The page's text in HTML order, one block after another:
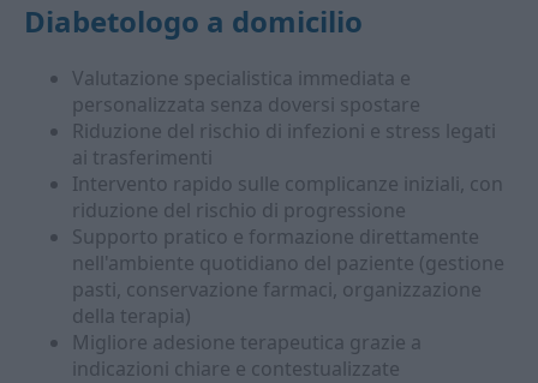
Diabetologo a domicilio
Valutazione specialistica immediata e
personalizzata senza doversi spostare
Riduzione del rischio di infezioni e stress legati
ai trasferimenti
Intervento rapido sulle complicanze iniziali, con
riduzione del rischio di progressione
Supporto pratico e formazione direttamente
nell'ambiente quotidiano del paziente (gestione
pasti, conservazione farmaci, organizzazione
della terapia)
Migliore adesione terapeutica grazie a
indicazioni chiare e contestualizzate